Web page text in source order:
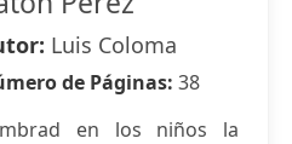
Luis Coloma
de Páginas: 38
en los niños la